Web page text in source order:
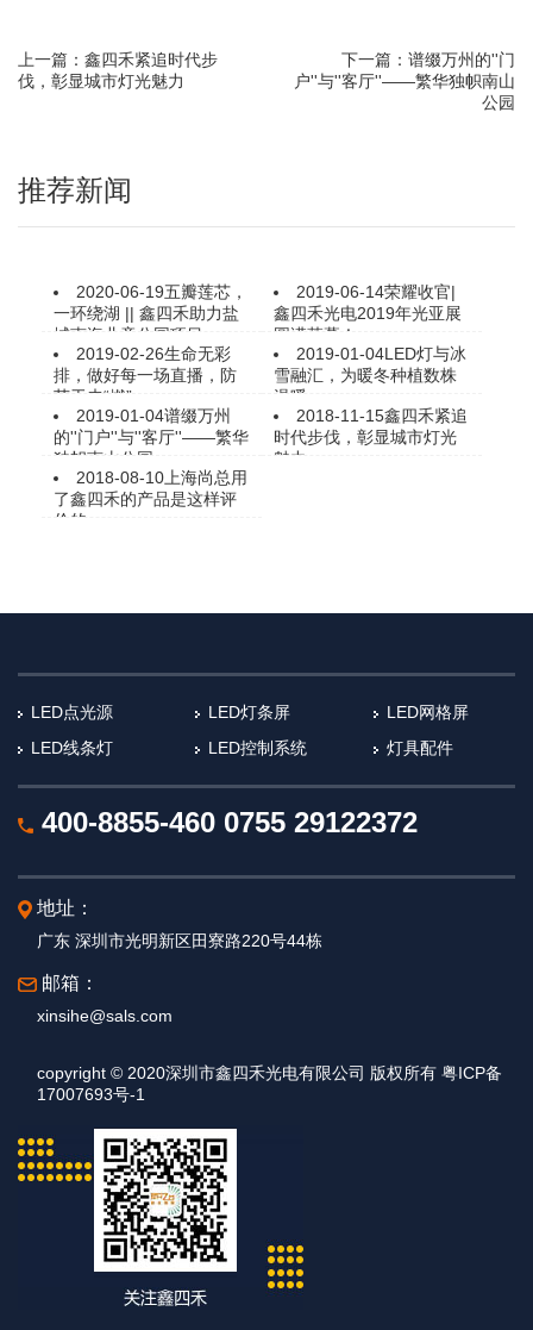
上一篇：鑫四禾紧追时代步
伐，彰显城市灯光魅力
下一篇：谱缀万州的''门
户''与''客厅''——繁华独帜南山
公园
推荐新闻
2020-06-19五瓣莲芯，
一环绕湖 || 鑫四禾助力盐
城南海儿童公园项目
2019-06-14荣耀收官|
鑫四禾光电2019年光亚展
圆满落幕！
2019-02-26生命无彩
排，做好每一场直播，防
范于未“燃”
2019-01-04LED灯与冰
雪融汇，为暖冬种植数株
温暖
2019-01-04谱缀万州
的''门户''与''客厅''——繁华
独帜南山公园
2018-11-15鑫四禾紧追
时代步伐，彰显城市灯光
魅力
2018-08-10上海尚总用
了鑫四禾的产品是这样评
价的
LED点光源 LED灯条屏
LED网格屏
LED线条灯
LED控制系统 灯具配件
400-8855-460 0755 29122372
地址：
广东 深圳市光明新区田寮路220号44栋
邮箱：
xinsihe@sals.com
copyright © 2020深圳市鑫四禾光电有限公司 版权所有 粤ICP备
17007693号-1